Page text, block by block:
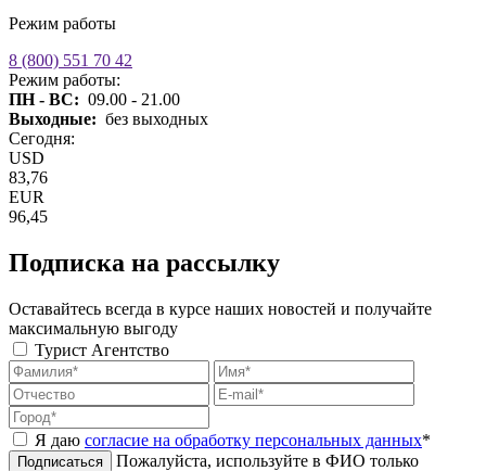
Режим работы
8 (800) 551 70 42
Режим работы:
ПН - ВС: 09.00 - 21.00
Выходные: без выходных
Сегодня:
USD
83,76
EUR
96,45
Подписка на рассылку
Оставайтесь всегда в курсе наших новостей и получайте
максимальную выгоду
Турист Агентство
Я даю согласие на обработку персональных данных*
Подписаться
Пожалуйста, используйте в ФИО только